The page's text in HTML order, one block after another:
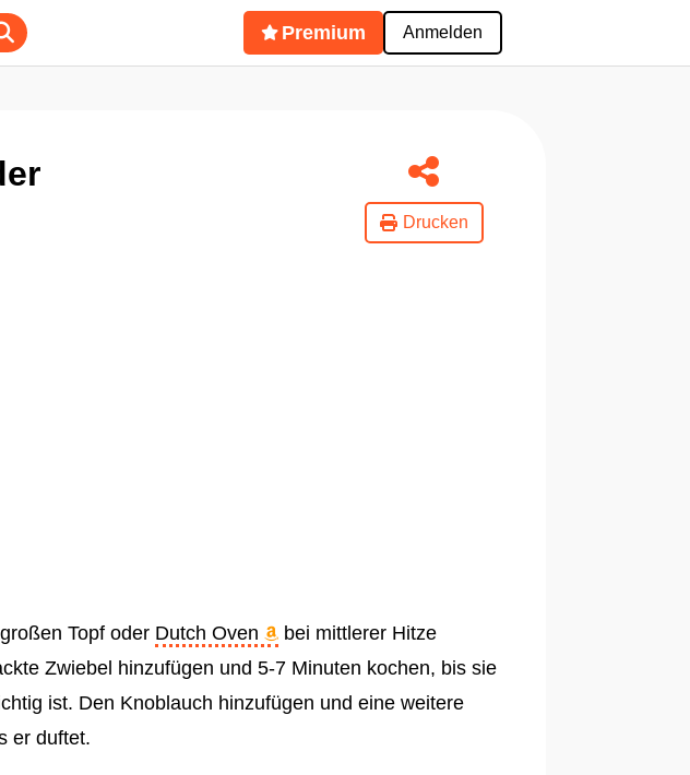
Premium Anmelden
Drucken
Topf oder Dutch Oven
bei mittlerer Hitze
Zwiebel hinzufügen und 5-7 Minuten kochen, bis sie
ist. Den Knoblauch hinzufügen und eine weitere
er duftet.